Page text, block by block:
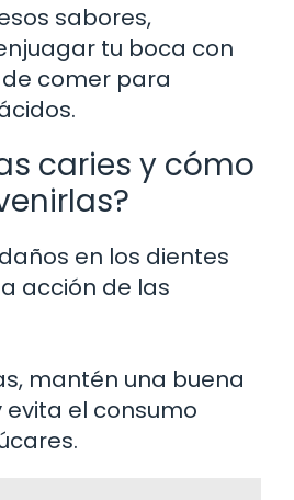
sabores,
tu boca con
comer para
caries y cómo
en los dientes
acción de las
mantén una buena
evita el consumo